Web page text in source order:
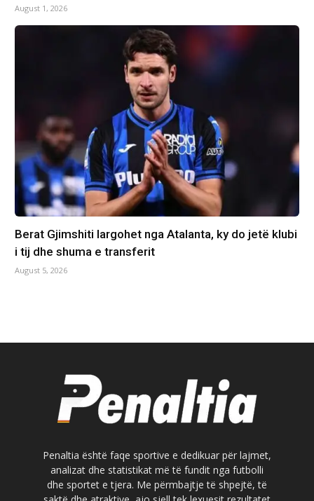
August 1, 2026
Berat Gjimshiti largohet nga Atalanta, ky do jetë klubi
i tij dhe shuma e transferit
August 5, 2026
Penaltia është faqe sportive e dedikuar për lajmet,
analizat dhe statistikat më të fundit nga futbolli
dhe sportet e tjera. Me përmbajtje të shpejtë, të